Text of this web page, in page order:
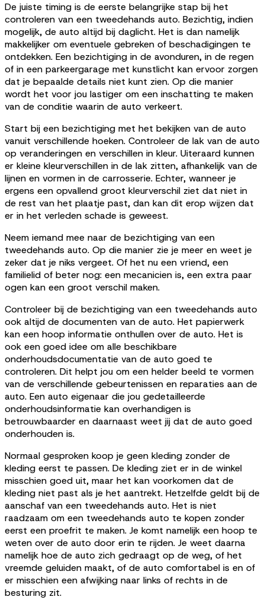
De juiste timing is de eerste belangrijke stap bij het
controleren van een tweedehands auto. Bezichtig, indien
mogelijk, de auto altijd bij daglicht. Het is dan namelijk
makkelijker om eventuele gebreken of beschadigingen te
ontdekken. Een bezichtiging in de avonduren, in de regen
of in een parkeergarage met kunstlicht kan ervoor zorgen
dat je bepaalde details niet kunt zien. Op die manier
wordt het voor jou lastiger om een inschatting te maken
van de conditie waarin de auto verkeert.
Start bij een bezichtiging met het bekijken van de auto
vanuit verschillende hoeken. Controleer de lak van de auto
op veranderingen en verschillen in kleur. Uiteraard kunnen
er kleine kleurverschillen in de lak zitten, afhankelijk van de
lijnen en vormen in de carrosserie. Echter, wanneer je
ergens een opvallend groot kleurverschil ziet dat niet in
de rest van het plaatje past, dan kan dit erop wijzen dat
er in het verleden schade is geweest.
Neem iemand mee naar de bezichtiging van een
tweedehands auto. Op die manier zie je meer en weet je
zeker dat je niks vergeet. Of het nu een vriend, een
familielid of beter nog: een mecanicien is, een extra paar
ogen kan een groot verschil maken.
Controleer bij de bezichtiging van een tweedehands auto
ook altijd de documenten van de auto. Het papierwerk
kan een hoop informatie onthullen over de auto. Het is
ook een goed idee om alle beschikbare
onderhoudsdocumentatie van de auto goed te
controleren. Dit helpt jou om een helder beeld te vormen
van de verschillende gebeurtenissen en reparaties aan de
auto. Een auto eigenaar die jou gedetailleerde
onderhoudsinformatie kan overhandigen is
betrouwbaarder en daarnaast weet jij dat de auto goed
onderhouden is.
Normaal gesproken koop je geen kleding zonder de
kleding eerst te passen. De kleding ziet er in de winkel
misschien goed uit, maar het kan voorkomen dat de
kleding niet past als je het aantrekt. Hetzelfde geldt bij de
aanschaf van een tweedehands auto. Het is niet
raadzaam om een tweedehands auto te kopen zonder
eerst een proefrit te maken. Je komt namelijk een hoop te
weten over de auto door erin te rijden. Je weet daarna
namelijk hoe de auto zich gedraagt op de weg, of het
vreemde geluiden maakt, of de auto comfortabel is en of
er misschien een afwijking naar links of rechts in de
besturing zit.